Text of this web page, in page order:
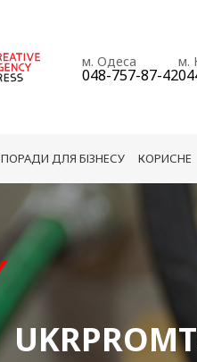
м. Одеса
048-757-87-42
м.
ПОРАДИ ДЛЯ БІЗНЕСУ КОРИСНЕ